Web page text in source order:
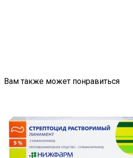
Вам также может понравиться